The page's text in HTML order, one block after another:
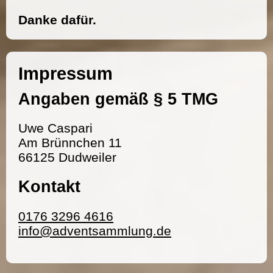
Danke dafür.
Impressum
Angaben gemäß § 5 TMG
Uwe Caspari
Am Brünnchen 11
66125 Dudweiler
Kontakt
0176 3296 4616
info@adventsammlung.de